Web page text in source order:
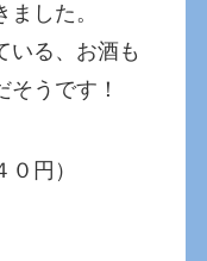
した。
いる、お酒も
うです！
０円）